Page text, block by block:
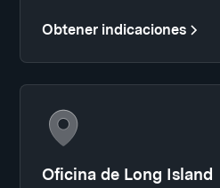
Obtener indicaciones
Oficina de Long Island